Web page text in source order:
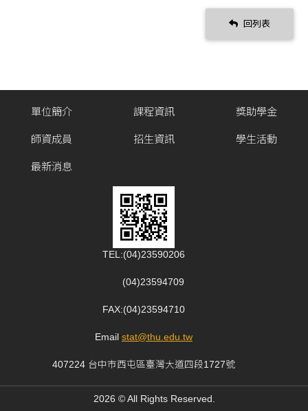
回列表
單位簡介
師資成員
最新消息
課程資訊
招生資訊
獎助學金
學生活動
TEL:(04)23590206
(04)23594709
FAX:(04)23594710
Email :stat@thu.edu.tw
407224 台中市西屯區臺灣大道四段1727號
2026 © All Rights Reserved.